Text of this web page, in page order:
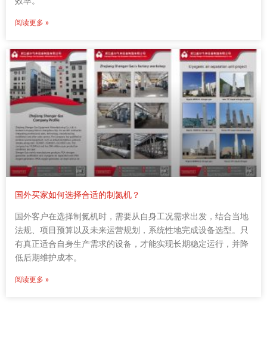
阅读更多 »
国外买家如何选择合适的制氮机？
国外客户在选择制氮机时，需要从自身工况需求出发，结合当地
法规、项目预算以及未来运营规划，系统性地完成设备选型。只
有真正适合自身生产需求的设备，才能实现长期稳定运行，并降
低后期维护成本。
阅读更多 »